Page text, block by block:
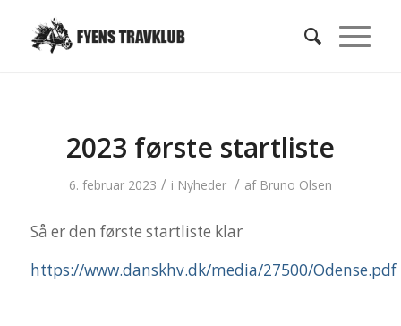
2023 første startliste
6. februar 2023 / i Nyheder / af Bruno Olsen
Så er den første startliste klar
https://www.danskhv.dk/media/27500/Odense.pdf